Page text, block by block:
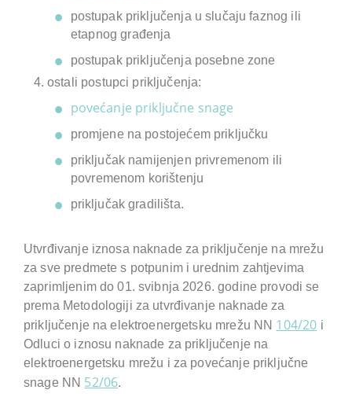
postupak priključenja u slučaju faznog ili
etapnog građenja
postupak priključenja posebne zone
ostali postupci priključenja:
povećanje priključne snage
promjene na postojećem priključku
priključak namijenjen privremenom ili
povremenom korištenju
priključak gradilišta.
Utvrđivanje iznosa naknade za priključenje na mrežu
za sve predmete s potpunim i urednim zahtjevima
zaprimljenim do 01. svibnja 2026. godine provodi se
prema Metodologiji za utvrđivanje naknade za
priključenje na elektroenergetsku mrežu NN 104/20 i
Odluci o iznosu naknade za priključenje na
elektroenergetsku mrežu i za povećanje priključne
snage NN 52/06.